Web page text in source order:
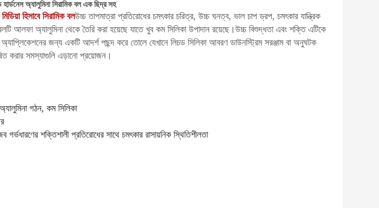
অ্যালুমিনা সিরামিক বল এক ছিদ্র সহ
হিসাবে সিরামিক বলউচ্চ তাপমাত্রা প্রতিরোধের চমৎকার চরিত্র, উচ্চ ঘনত্ব, ভাল চাপ ড্রপ, চমৎকার যান্ত্রিক
আলফা অ্যালুমিনা থেকে তৈরি করা হয়েছে যাতে খুব কম সিলিকা উপাদান রয়েছে।উচ্চ বিশুদ্ধতা এবং শক্তি এটিকে
অ্যাপ্লিকেশনের জন্য একটি আদর্শ পছন্দ করে তোলে যেখানে লিচড সিলিকা আবরণ ডাউনস্ট্রিম সরঞ্জাম বা অনুঘটক
করার সমস্যাগুলি এড়ানো প্রয়োজন।
গঠন, কম সিলিকা
গর্ভধারণের শক্তিশালী প্রতিরোধের সাথে চমৎকার রাসায়নিক স্থিতিশীলতা